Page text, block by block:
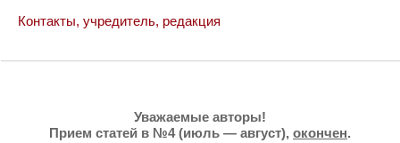
Контакты, учредитель, редакция
Уважаемые авторы!
Прием статей в №4 (июль — август), окончен.